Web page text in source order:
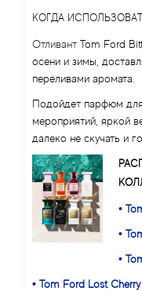
КОГДА
Отливант Tom Ford
осени и зимы,
переливами аромата.
Подойдет парфюм
мероприятий, яркой
далеко не скучать и
•
•
•
• Tom Ford Lost Cherry